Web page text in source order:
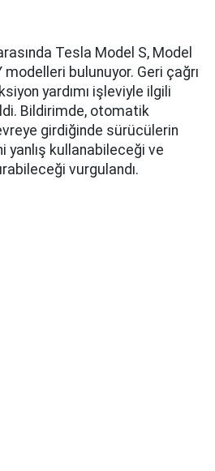
Tesla Model S, Model
bulunuyor. Geri çağrı
yardımı işleviyle ilgili
Bildirimde, otomatik
girdiğinde sürücülerin
yanlış kullanabileceği ve
vurgulandı.